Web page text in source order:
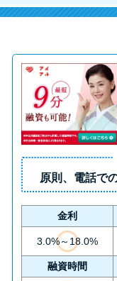
原則、 電話で
金利
3.0%～18.0%
融資時間